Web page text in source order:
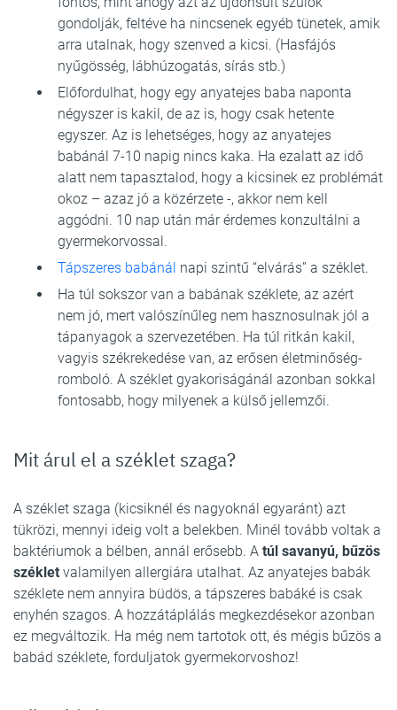
gondolják, feltéve ha nincsenek egyéb tünetek, amik
arra utalnak, hogy szenved a kicsi. (Hasfájós
nyűgösség, lábhúzogatás, sírás stb.)
Előfordulhat, hogy egy anyatejes baba naponta
négyszer is kakil, de az is, hogy csak hetente
egyszer. Az is lehetséges, hogy az anyatejes
babánál 7-10 napig nincs kaka. Ha ezalatt az idő
alatt nem tapasztalod, hogy a kicsinek ez problémát
okoz – azaz jó a közérzete -, akkor nem kell
aggódni. 10 nap után már érdemes konzultálni a
gyermekorvossal.
Tápszeres babánál napi szintű “elvárás” a széklet.
Ha túl sokszor van a babának széklete, az azért
nem jó, mert valószínűleg nem hasznosulnak jól a
tápanyagok a szervezetében. Ha túl ritkán kakil,
vagyis székrekedése van, az erősen életminőség-
romboló. A széklet gyakoriságánál azonban sokkal
fontosabb, hogy milyenek a külső jellemzői.
Mit árul el a széklet szaga?
A széklet szaga (kicsiknél és nagyoknál egyaránt) azt
tükrözi, mennyi ideig volt a belekben. Minél tovább voltak a
baktériumok a bélben, annál erősebb. A túl savanyú, bűzös
széklet valamilyen allergiára utalhat. Az anyatejes babák
széklete nem annyira büdös, a tápszeres babáké is csak
enyhén szagos. A hozzátáplálás megkezdésekor azonban
ez megváltozik. Ha még nem tartotok ott, és mégis bűzös a
babád széklete, forduljatok gyermekorvoshoz!